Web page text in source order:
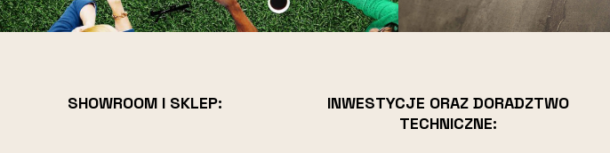
SHOWROOM I SKLEP:
INWESTYCJE ORAZ DORADZTWO
TECHNICZNE: